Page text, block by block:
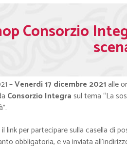
Consorzio
–Venerdì 17 dicembre 2021alle
Consorzio Integrasul tema “La
link per partecipare sulla casella di
obbligatoria, e va inviata